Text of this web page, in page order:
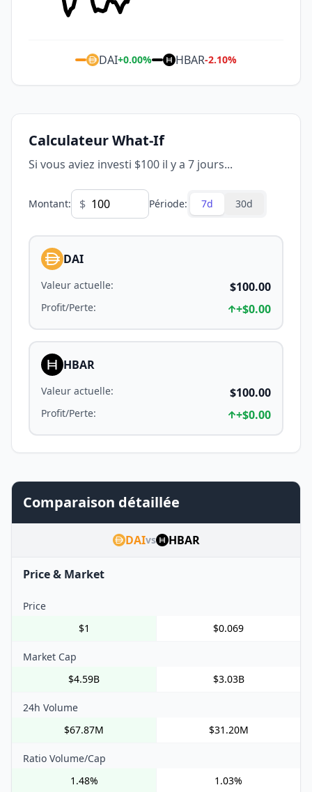
DAI+0.00% HBAR-2.10%
Calculateur What-If
Si vous aviez investi $100 il y a 7 jours...
Montant: $ Période: 7d 30d
DAI
Valeur actuelle: $100.00
Profit/Perte: +$0.00
HBAR
Valeur actuelle: $100.00
Profit/Perte: +$0.00
Comparaison détaillée
DAIvs HBAR
Price & Market
Price
$1
$0.069
Market Cap
$4.59B
$3.03B
24h Volume
$67.87M
$31.20M
Ratio Volume/Cap
1.48%
1.03%